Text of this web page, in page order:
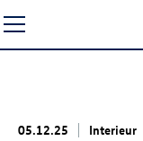
Seiteninhalt
springen
05.12.25 Interieur